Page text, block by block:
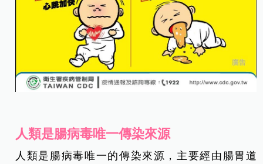
人類是腸病毒唯一傳染來源
人類是腸病毒唯一的傳染來源，主要經由腸胃道